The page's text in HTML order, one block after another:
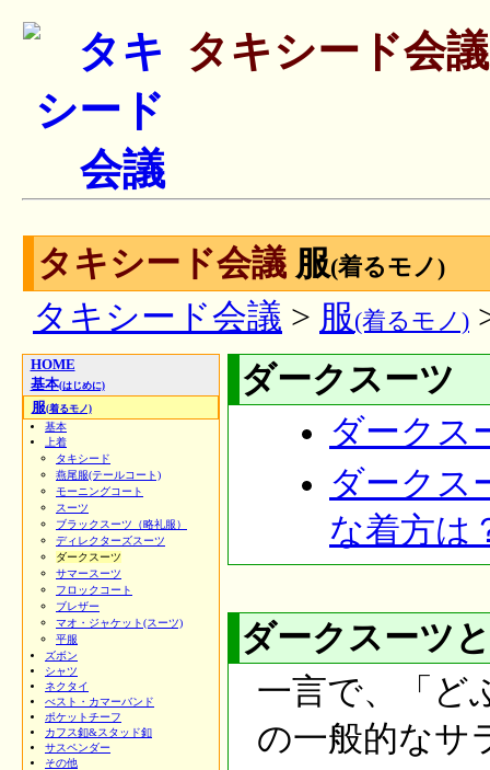
タキシード会
タキシード会議 服(着るモノ)
タキシード会議 > 服(着るモノ)
HOME
基本(はじめに)
服(着るモノ)
基本
上着
タキシード
燕尾服(テールコート)
モーニングコート
スーツ
ブラックスーツ（略礼服）
ディレクターズスーツ
ダークスーツ
サマースーツ
フロックコート
ブレザー
マオ・ジャケット(スーツ)
平服
ズボン
シャツ
ネクタイ
べスト・カマーバンド
ポケットチーフ
カフス釦&スタッド釦
サスペンダー
その他
ダークスーツ
ダークス
ダークス
な着方は
ダークスーツ
一言で、「ど
の一般的なサ